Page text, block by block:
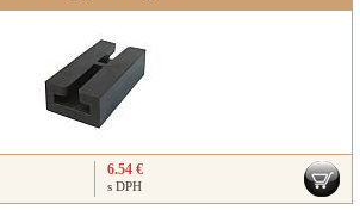
6.54 €
s DPH